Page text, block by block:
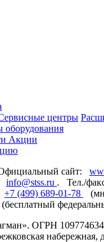
центры
Акции
сайт:
info@stss.ru . Тел./
+7 (499) 689-01-78
(бесплатный
ОГРН
набережная,